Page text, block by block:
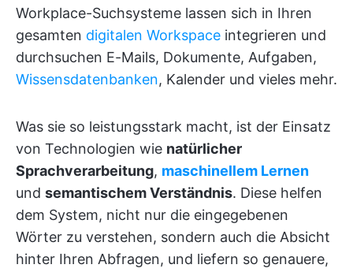
Workplace-Suchsysteme lassen sich in Ihren
gesamten digitalen Workspace integrieren und
durchsuchen E-Mails, Dokumente, Aufgaben,
Wissensdatenbanken, Kalender und vieles mehr.
Was sie so leistungsstark macht, ist der Einsatz
von Technologien wie natürlicher
Sprachverarbeitung, maschinellem Lernen
und semantischem Verständnis. Diese helfen
dem System, nicht nur die eingegebenen
Wörter zu verstehen, sondern auch die Absicht
hinter Ihren Abfragen, und liefern so genauere,